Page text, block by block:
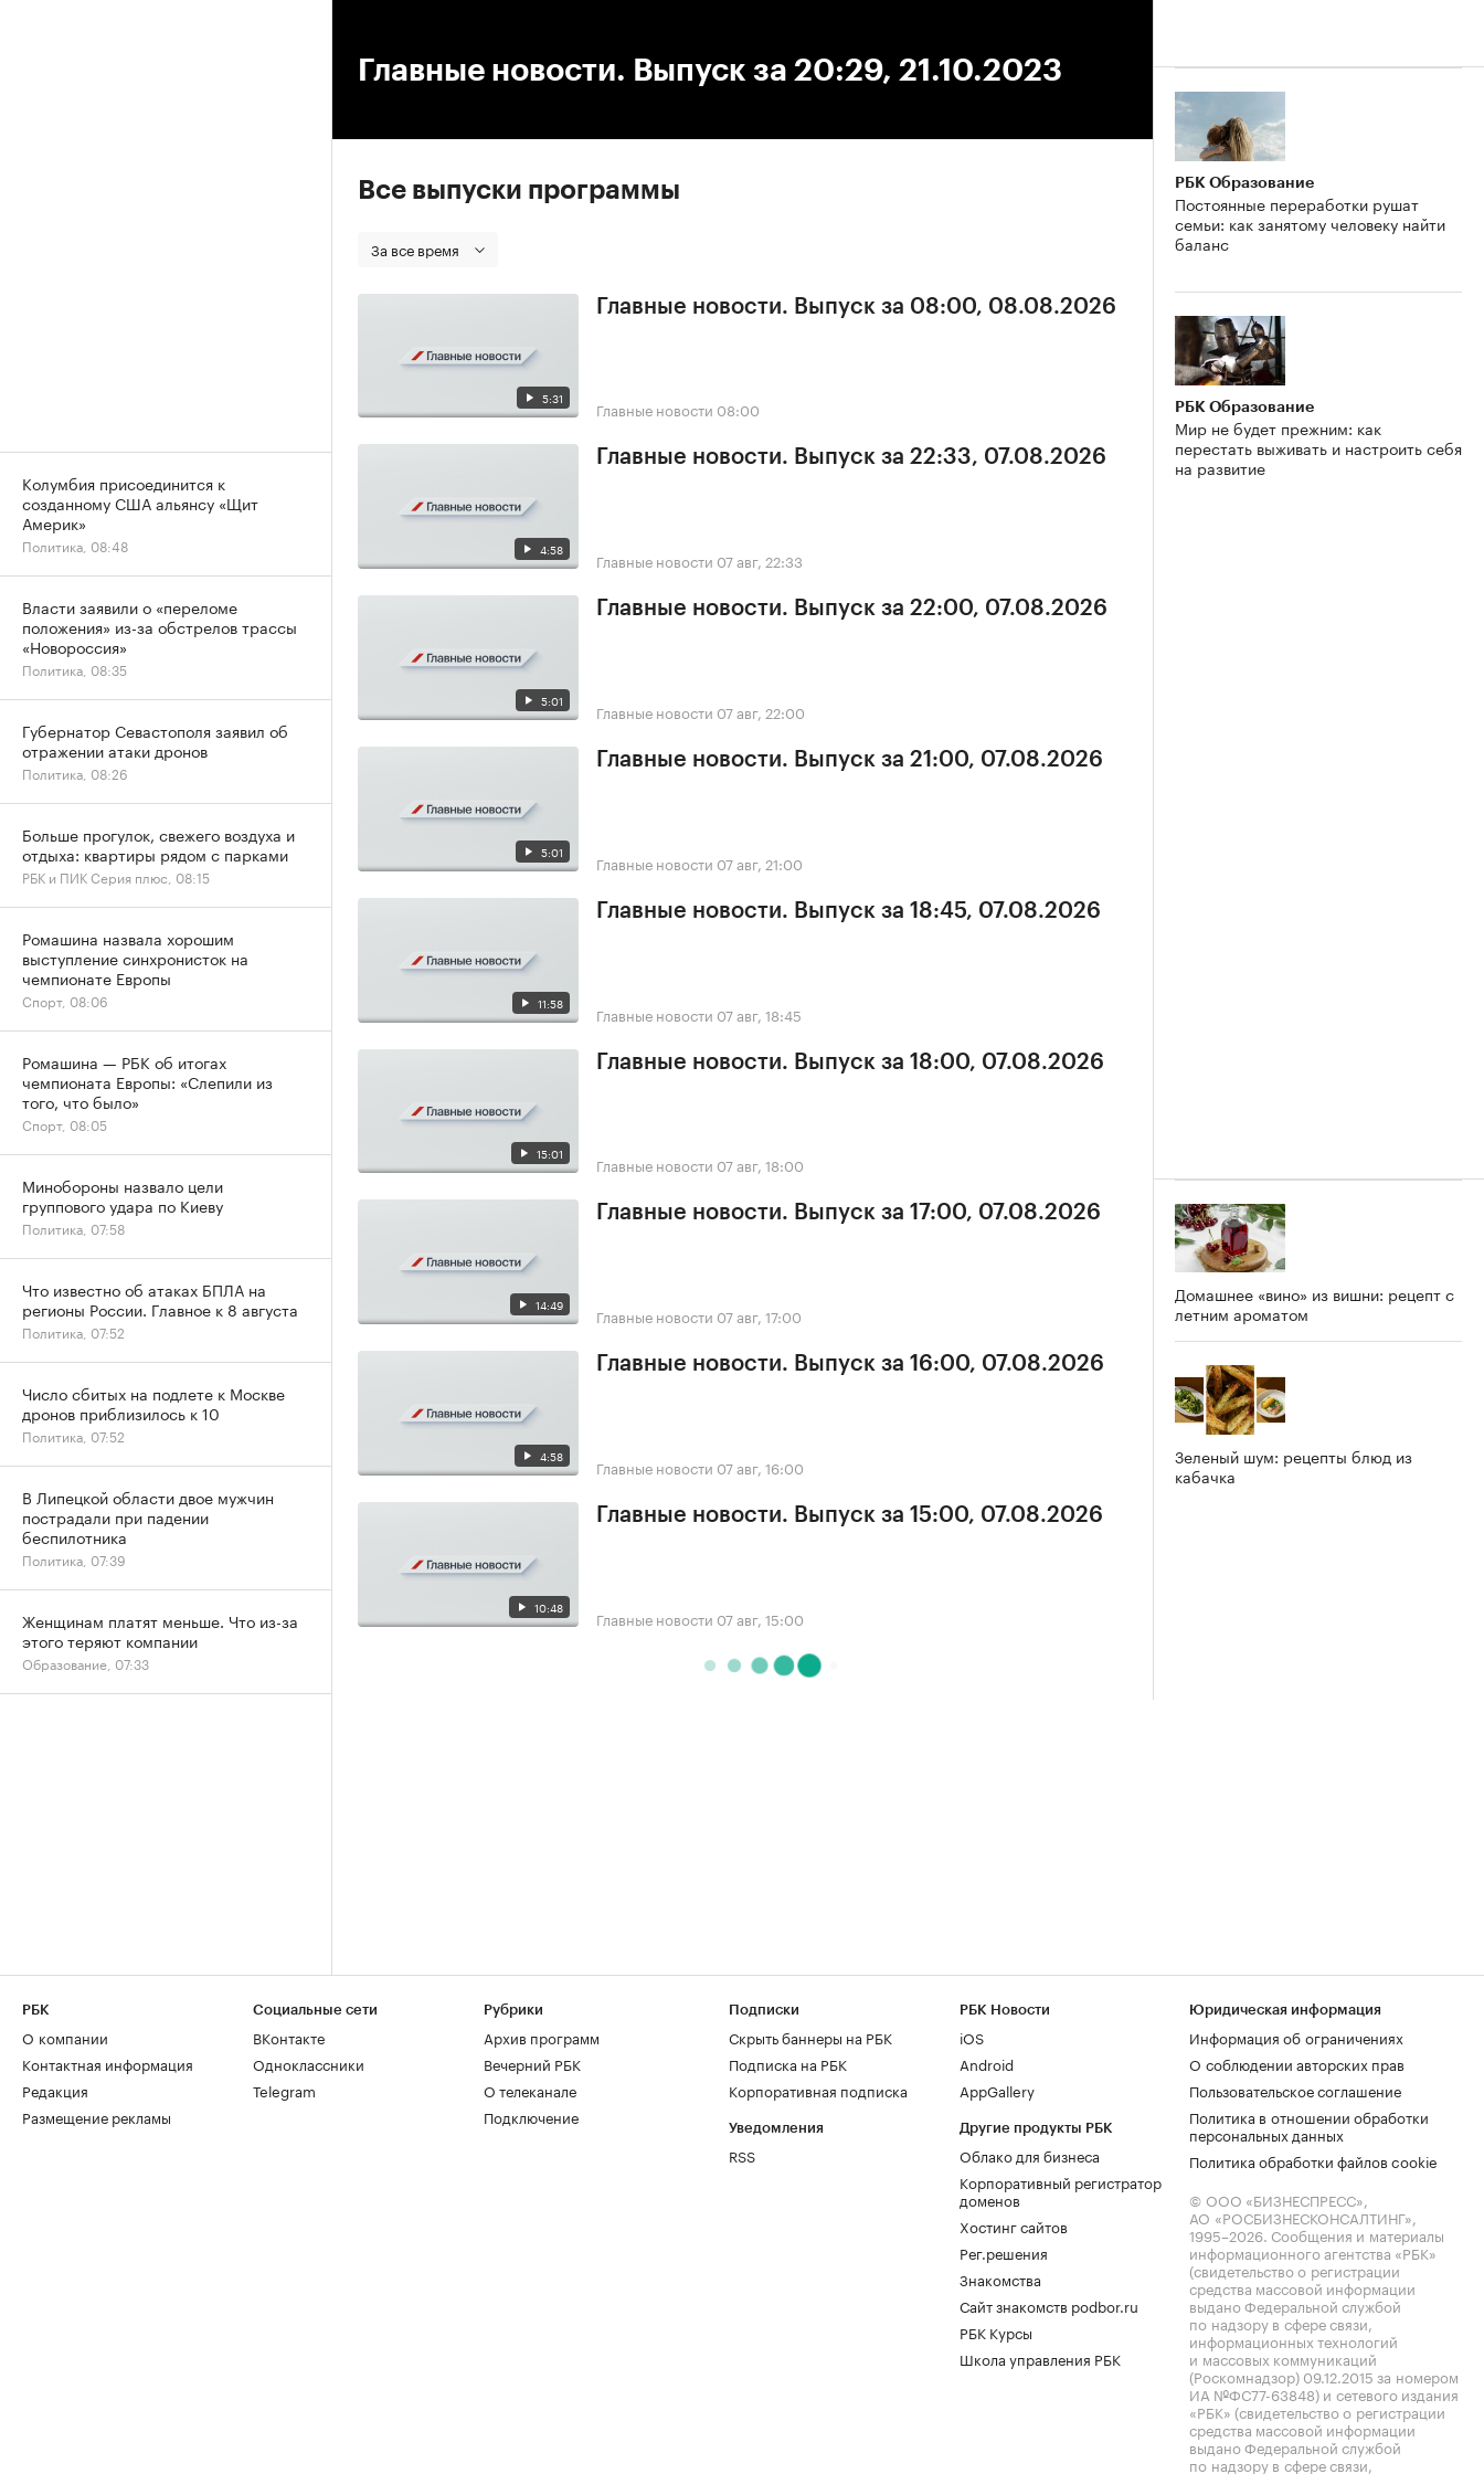
Главные новости. Выпуск за 20:29, 21.10.2023
Все выпуски программы
За все время
5:31
Главные новости. Выпуск за 08:00, 08.08.2026
Главные новости 08:00
4:58
Главные новости. Выпуск за 22:33, 07.08.2026
Главные новости 07 авг, 22:33
5:01
Главные новости. Выпуск за 22:00, 07.08.2026
Главные новости 07 авг, 22:00
5:01
Главные новости. Выпуск за 21:00, 07.08.2026
Главные новости 07 авг, 21:00
11:58
Главные новости. Выпуск за 18:45, 07.08.2026
Главные новости 07 авг, 18:45
15:01
Главные новости. Выпуск за 18:00, 07.08.2026
Главные новости 07 авг, 18:00
14:49
Главные новости. Выпуск за 17:00, 07.08.2026
Главные новости 07 авг, 17:00
4:58
Главные новости. Выпуск за 16:00, 07.08.2026
Главные новости 07 авг, 16:00
10:48
Главные новости. Выпуск за 15:00, 07.08.2026
Главные новости 07 авг, 15:00
РБК Образование
Постоянные переработки рушат
семьи: как занятому человеку найти
баланс
РБК Образование
Мир не будет прежним: как
перестать выживать и настроить себя
на развитие
Домашнее «вино» из вишни: рецепт с
летним ароматом
Зеленый шум: рецепты блюд из
кабачка
Колумбия присоединится к
созданному США альянсу «Щит
Америк»
Политика, 08:48
Власти заявили о «переломе
положения» из-за обстрелов трассы
«Новороссия»
Политика, 08:35
Губернатор Севастополя заявил об
отражении атаки дронов
Политика, 08:26
Больше прогулок, свежего воздуха и
отдыха: квартиры рядом с парками
РБК и ПИК Серия плюс, 08:15
Ромашина назвала хорошим
выступление синхронисток на
чемпионате Европы
Спорт, 08:06
Ромашина — РБК об итогах
чемпионата Европы: «Слепили из
того, что было»
Спорт, 08:05
Минобороны назвало цели
группового удара по Киеву
Политика, 07:58
Что известно об атаках БПЛА на
регионы России. Главное к 8 августа
Политика, 07:52
Число сбитых на подлете к Москве
дронов приблизилось к 10
Политика, 07:52
В Липецкой области двое мужчин
пострадали при падении
беспилотника
Политика, 07:39
Женщинам платят меньше. Что из-за
этого теряют компании
Образование, 07:33
РБК
О компании
Контактная информация
Редакция
Размещение рекламы
Социальные сети
ВКонтакте
Одноклассники
Telegram
Рубрики
Архив программ
Вечерний РБК
О телеканале
Подключение
Подписки
Скрыть баннеры на РБК
Подписка на РБК
Корпоративная подписка
Уведомления
RSS
РБК Новости
iOS
Android
AppGallery
Другие продукты РБК
Облако для бизнеса
Корпоративный регистратор
доменов
Хостинг сайтов
Рег.решения
Знакомства
Сайт знакомств podbor.ru
РБК Курсы
Школа управления РБК
Юридическая информация
Информация об ограничениях
О соблюдении авторских прав
Пользовательское соглашение
Политика в отношении обработки
персональных данных
Политика обработки файлов cookie
© ООО «БИЗНЕСПРЕСС»,
АО «РОСБИЗНЕСКОНСАЛТИНГ»,
1995–2026. Сообщения и материалы
информационного агентства «РБК»
(свидетельство о регистрации
средства массовой информации
выдано Федеральной службой
по надзору в сфере связи,
информационных технологий
и массовых коммуникаций
(Роскомнадзор) 09.12.2015 за номером
ИА №ФС77-63848) и сетевого издания
«РБК» (свидетельство о регистрации
средства массовой информации
выдано Федеральной службой
по надзору в сфере связи,